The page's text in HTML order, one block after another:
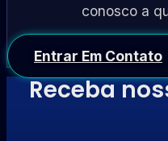
conosco a
Entrar Em Contato
Receba